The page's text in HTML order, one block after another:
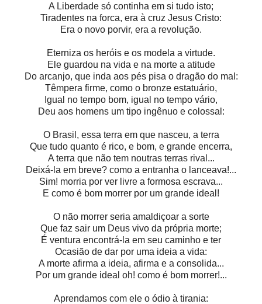
A Liberdade só continha em si tudo isto;
Tiradentes na forca, era à cruz Jesus Cristo:
Era o novo porvir, era a revolução.
Eterniza os heróis e os modela a virtude.
Ele guardou na vida e na morte a atitude
Do arcanjo, que inda aos pés pisa o dragão do mal:
Têmpera firme, como o bronze estatuário,
Igual no tempo bom, igual no tempo vário,
Deu aos homens um tipo ingênuo e colossal:
O Brasil, essa terra em que nasceu, a terra
Que tudo quanto é rico, e bom, e grande encerra,
A terra que não tem noutras terras rival...
Deixá-la em breve? como a entranha o lanceava!...
Sim! morria por ver livre a formosa escrava...
E como é bom morrer por um grande ideal!
O não morrer seria amaldiçoar a sorte
Que faz sair um Deus vivo da própria morte;
É ventura encontrá-la em seu caminho e ter
Ocasião de dar por uma ideia a vida:
A morte afirma a ideia, afirma e a consolida...
Por um grande ideal oh! como é bom morrer!...
Aprendamos com ele o ódio à tirania: